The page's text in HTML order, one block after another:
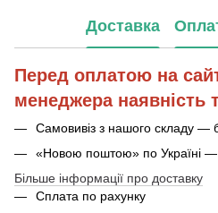
Доставка
Перед оплатою на
менеджера наявність
Самовивіз з нашого складу —
«Новою поштою» по Україні —
Більше інформації про доставку
Сплата по рахунку